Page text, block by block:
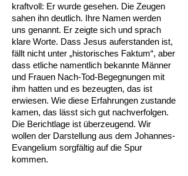
kraftvoll: Er wurde gesehen. Die Zeugen
sahen ihn deutlich. Ihre Namen werden
uns genannt. Er zeigte sich und sprach
klare Worte. Dass Jesus auferstanden ist,
fällt nicht unter „historisches Faktum“, aber
dass etliche namentlich bekannte Männer
und Frauen Nach-Tod-Begegnungen mit
ihm hatten und es bezeugten, das ist
erwiesen. Wie diese Erfahrungen zustande
kamen, das lässt sich gut nachverfolgen.
Die Berichtlage ist überzeugend. Wir
wollen der Darstellung aus dem Johannes-
Evangelium sorgfältig auf die Spur
kommen.